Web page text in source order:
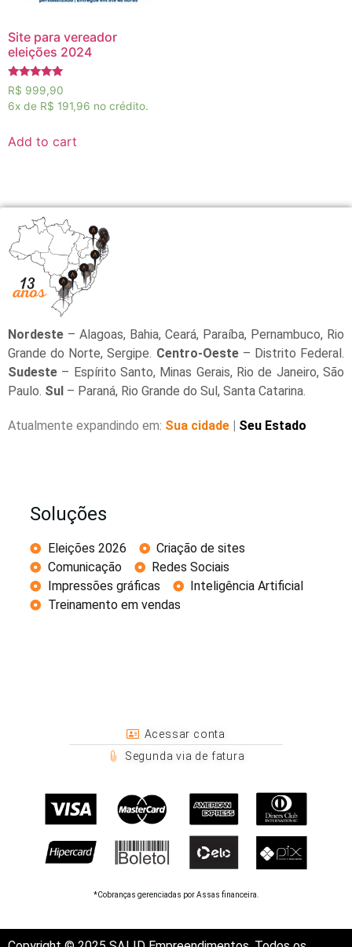
Site para vereador
eleições 2024
Rated
5.00
out of 5
R$ 999,90
6x de R$ 191,96 no crédito.
Add to cart
Nordeste – Alagoas, Bahia, Ceará, Paraíba, Pernambuco, Rio
Grande do Norte, Sergipe. Centro-Oeste– Distrito Federal.
Sudeste – Espírito Santo, Minas Gerais, Rio de Janeiro, São
Paulo. Sul – Paraná, Rio Grande do Sul, Santa Catarina.
Atualmente expandindo em: Sua cidade | Seu Estado
Soluções
Eleições 2026
Criação de sites
Comunicação
Redes Sociais
Impressões gráficas
Inteligência Artificial
Treinamento em vendas
Acessar conta
Segunda via de fatura
*Cobranças gerenciadas por Assas financeira.